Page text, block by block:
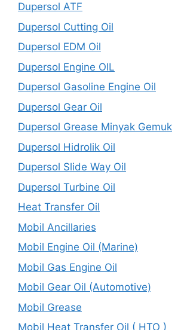
Dupersol ATF
Dupersol Cutting Oil
Dupersol EDM Oil
Dupersol Engine OIL
Dupersol Gasoline Engine Oil
Dupersol Gear Oil
Dupersol Grease Minyak Gemuk
Dupersol Hidrolik Oil
Dupersol Slide Way Oil
Dupersol Turbine Oil
Heat Transfer Oil
Mobil Ancillaries
Mobil Engine Oil (Marine)
Mobil Gas Engine Oil
Mobil Gear Oil (Automotive)
Mobil Grease
Mobil Heat Transfer Oil ( HTO )